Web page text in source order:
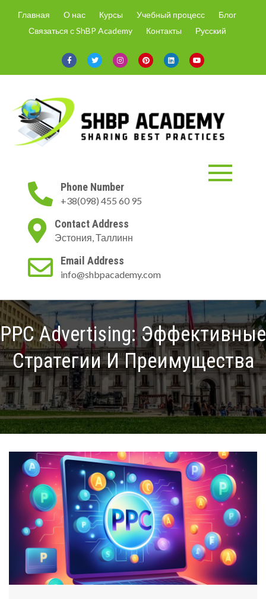
Главная О нас Курсы Учебный процесс
Блог
Связаться с ShBP Academy
Контакты Русский
ShBP Academy
Онлайн-курсы только с
актуальной информацией и по
востребованным на рынке
Phone Number
+38(098) 455 60 95
Contact Address
Эстония, Таллинн
Email Address
info@shbpacademy.com
PPC Advertising: Эффективные
Стратегии И Преимущества